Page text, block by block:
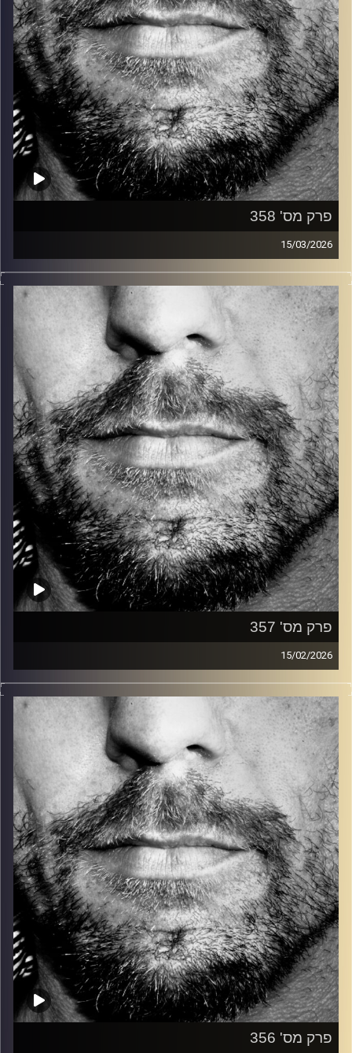
פרק מס' 358
15/03/2026
זיפים, מוזיקה מחוספסת של הופעות חיות. הרבה ג'אם, רוק,
בלוז, bluegrass, ג'אז, Fאנק, פרוגרסיב ואפילו אלקטרוניקה.
כל מה שחי, אמיתי ונושם.
עם שמוליק רגב.
קרדיט תמונות: David Goehring
פרק מס' 357
15/02/2026
זיפים, מוזיקה מחוספסת של הופעות חיות. הרבה ג'אם, רוק,
בלוז, bluegrass, ג'אז, Fאנק, פרוגרסיב ואפילו אלקטרוניקה.
כל מה שחי, אמיתי ונושם.
עם שמוליק רגב.
קרדיט תמונות: David Goehring
פרק מס' 356